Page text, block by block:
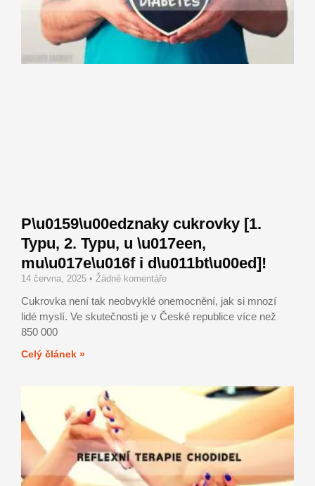
P\u0159\u00edznaky cukrovky [1.
Typu, 2. Typu, u \u017een,
mu\u017e\u016f i d\u011bt\u00ed]!
14 června, 2025 Žádné komentáře
Cukrovka není tak neobvyklé onemocnění, jak si mnozí
lidé myslí. Ve skutečnosti je v České republice více než
850 000
Celý článek »